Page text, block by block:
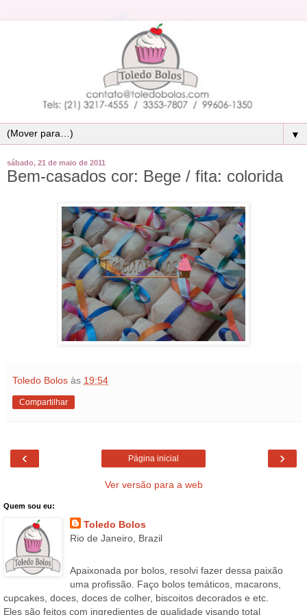
▼
sábado, 21 de maio de 2011
Bem-casados cor: Bege / fita: colorida
Toledo Bolos às 19:54
Compartilhar
‹ ›
Página inicial
Ver versão para a web
Quem sou eu:
Toledo Bolos
Rio de Janeiro, Brazil
Apaixonada por bolos, resolvi fazer dessa paixão
uma profissão. Faço bolos temáticos, macarons,
cupcakes, doces, doces de colher, biscoitos decorados e etc.
Eles são feitos com ingredientes de qualidade visando total